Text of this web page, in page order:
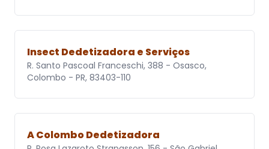
Insect Dedetizadora e Serviços
R. Santo Pascoal Franceschi, 388 - Osasco,
Colombo - PR, 83403-110
A Colombo Dedetizadora